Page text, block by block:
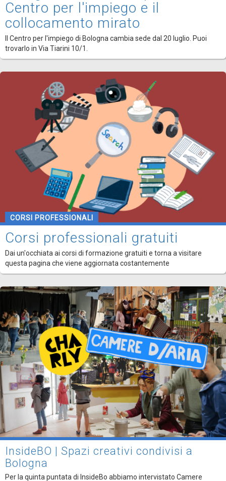
Centro per l'impiego e il
collocamento mirato
Il Centro per l'impiego di Bologna cambia sede dal 20 luglio. Puoi
trovarlo in Via Tiarini 10/1.
CORSI PROFESSIONALI
Corsi professionali gratuiti
Dai un'occhiata ai corsi di formazione gratuiti e torna a visitare
questa pagina che viene aggiornata costantemente
InsideBO | Spazi creativi condivisi a
Bologna
Per la quinta puntata di InsideBo abbiamo intervistato Camere